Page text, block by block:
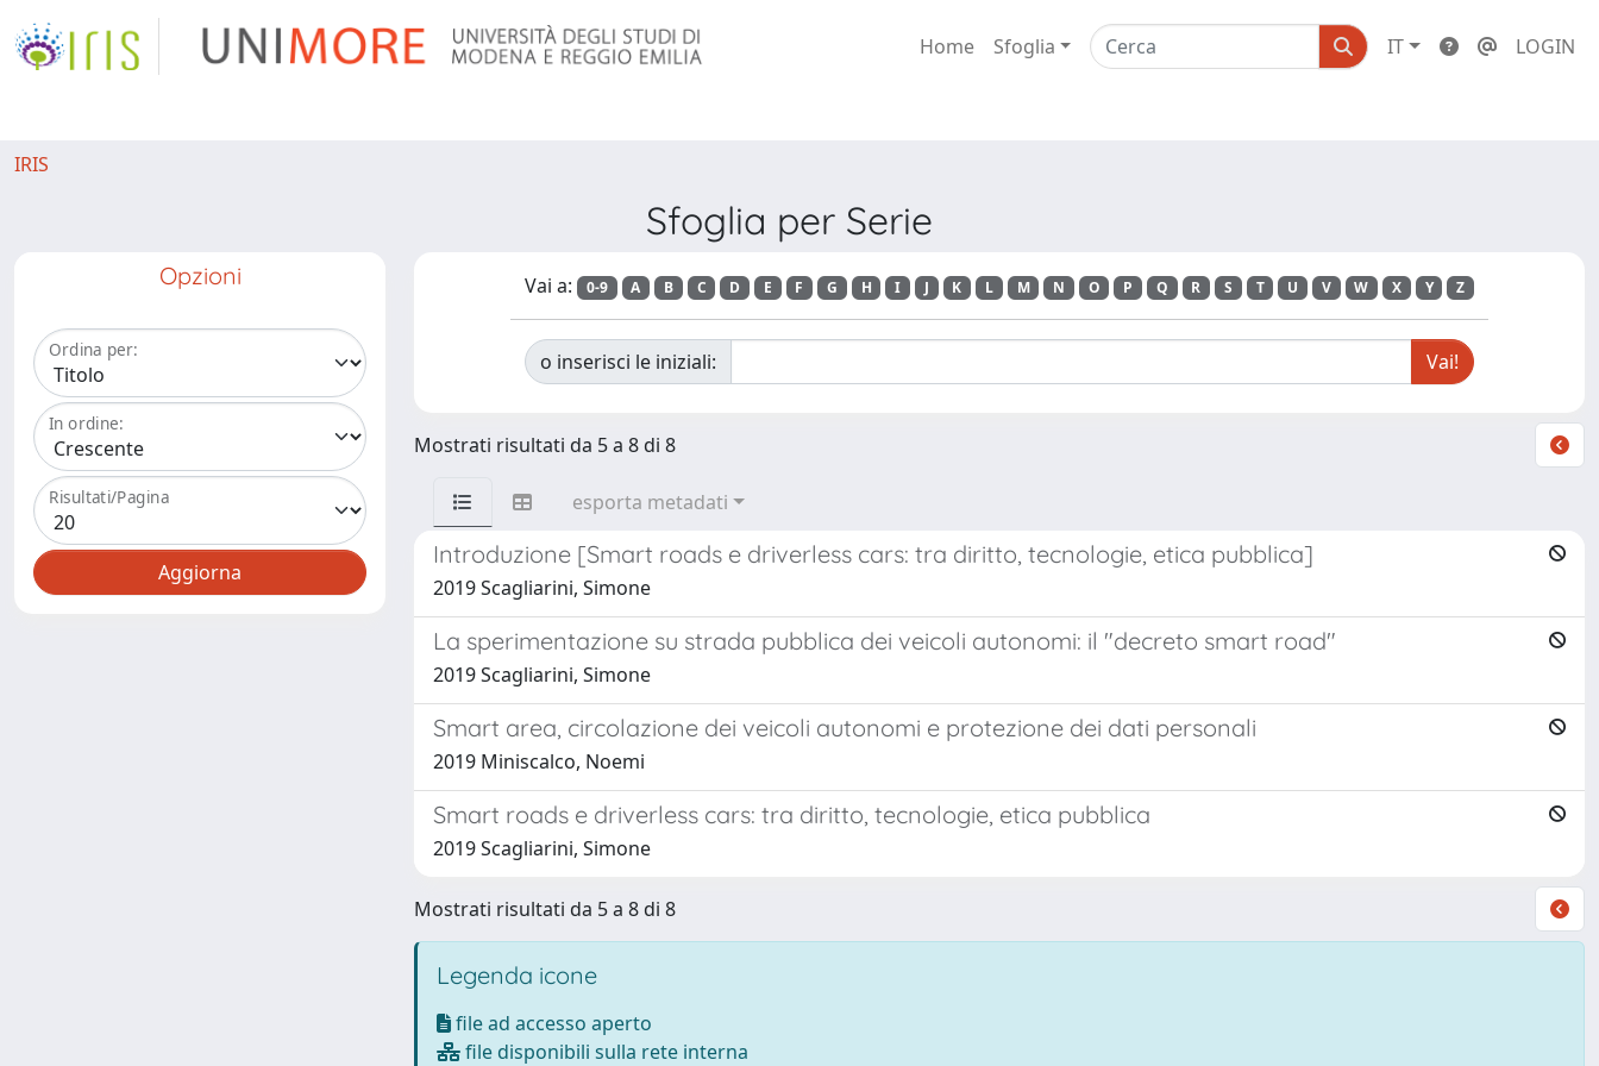
Home Sfoglia IT LOGIN
IRIS
Sfoglia per Serie
Opzioni
Ordina per:
In ordine:
Risultati/Pagina
Vai a: 0-9 A B C D E F G H I J K L M N O P Q R S T U V W X Y Z
o inserisci le iniziali:
Mostrati risultati da 5 a 8 di 8
esporta metadati
Introduzione [Smart roads e driverless cars: tra diritto, tecnologie, etica pubblica]
2019 Scagliarini, Simone
La sperimentazione su strada pubblica dei veicoli autonomi: il "decreto smart road"
2019 Scagliarini, Simone
Smart area, circolazione dei veicoli autonomi e protezione dei dati personali
2019 Miniscalco, Noemi
Smart roads e driverless cars: tra diritto, tecnologie, etica pubblica
2019 Scagliarini, Simone
Mostrati risultati da 5 a 8 di 8
Legenda icone
file ad accesso aperto
file disponibili sulla rete interna